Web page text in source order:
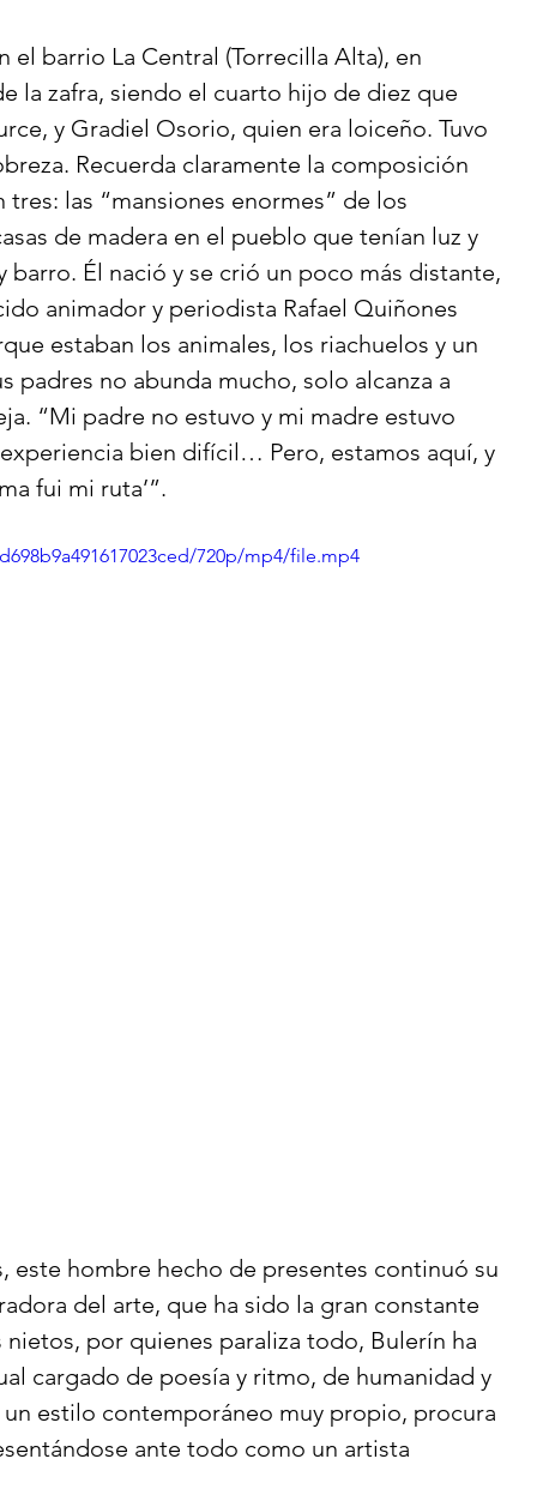
el barrio La Central (Torrecilla Alta), en
la zafra, siendo el cuarto hijo de diez que
y Gradiel Osorio, quien era loiceño. Tuvo
Recuerda claramente la composición
las “mansiones enormes” de los
de madera en el pueblo que tenían luz y
barro. Él nació y se crió un poco más distante,
animador y periodista Rafael Quiñones
estaban los animales, los riachuelos y un
padres no abunda mucho, solo alcanza a
“Mi padre no estuvo y mi madre estuvo
bien difícil… Pero, estamos aquí, y
fui mi ruta’”.
720p/mp4/file.mp4
este hombre hecho de presentes continuó su
del arte, que ha sido la gran constante
nietos, por quienes paraliza todo, Bulerín ha
cargado de poesía y ritmo, de humanidad y
estilo contemporáneo muy propio, procura
ante todo como un artista